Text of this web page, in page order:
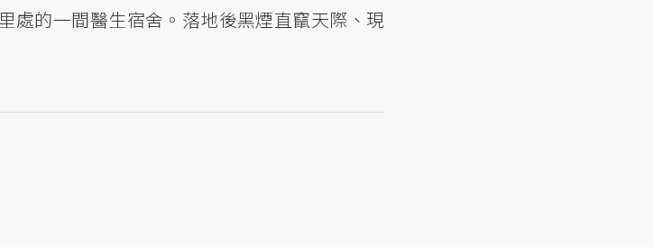
處的一間醫生宿舍。落地後黑煙直竄天際、現